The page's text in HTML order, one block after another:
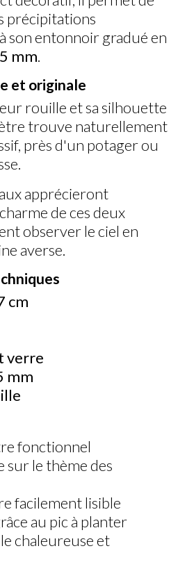
précipitations
son entonnoir gradué en
mm.
et originale
rouille et sa silhouette
trouve naturellement
près d'un potager ou
apprécieront
de ces deux
observer le ciel en
averse.
cm
verre
mm
fonctionnel
sur le thème des
facilement lisible
au pic à planter
chaleureuse et